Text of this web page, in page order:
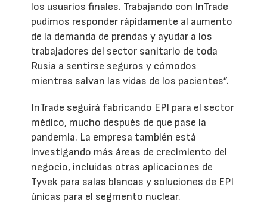
los usuarios finales. Trabajando con InTrade
pudimos responder rápidamente al aumento
de la demanda de prendas y ayudar a los
trabajadores del sector sanitario de toda
Rusia a sentirse seguros y cómodos
mientras salvan las vidas de los pacientes”.
InTrade seguirá fabricando EPI para el sector
médico, mucho después de que pase la
pandemia. La empresa también está
investigando más áreas de crecimiento del
negocio, incluidas otras aplicaciones de
Tyvek para salas blancas y soluciones de EPI
únicas para el segmento nuclear.